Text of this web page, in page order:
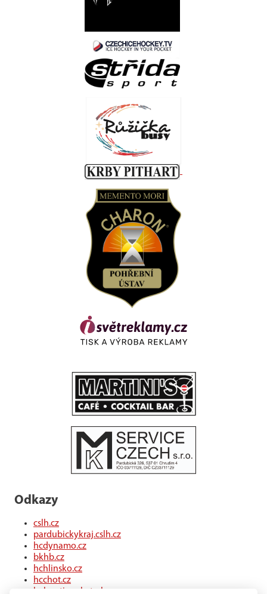
Odkazy
cslh.cz
pardubickykraj.cslh.cz
hcdynamo.cz
bkhb.cz
hchlinsko.cz
hcchot.cz
kohouti-ceskatrebova.cz